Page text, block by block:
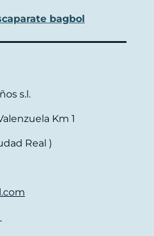
bagbol
s.l.
Km 1
Real )